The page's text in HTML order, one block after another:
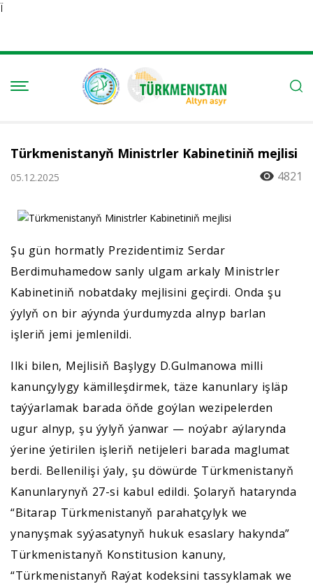
Ï
Türkmenistanyň Ministrler Kabinetiniň mejlisi
05.12.2025 4821
Şu gün hormatly Prezidentimiz Serdar
Berdimuhamedow sanly ulgam arkaly Ministrler
Kabinetiniň nobatdaky mejlisini geçirdi. Onda şu
ýylyň on bir aýynda ýurdumyzda alnyp barlan
işleriň jemi jemlenildi.
Ilki bilen, Mejlisiň Başlygy D.Gulmanowa milli
kanunçylygy kämilleşdirmek, täze kanunlary işläp
taýýarlamak barada öňde goýlan wezipelerden
ugur alnyp, şu ýylyň ýanwar — noýabr aýlarynda
ýerine ýetirilen işleriň netijeleri barada maglumat
berdi. Bellenilişi ýaly, şu döwürde Türkmenistanyň
Kanunlarynyň 27-si kabul edildi. Şolaryň hatarynda
“Bitarap Türkmenistanyň parahatçylyk we
ynanyşmak syýasatynyň hukuk esaslary hakynda”
Türkmenistanyň Konstitusion kanuny,
“Türkmenistanyň Raýat kodeksini tassyklamak we